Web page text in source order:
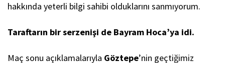
hakkında yeterli bilgi sahibi olduklarını sanmıyorum.
Taraftarın bir serzenişi de Bayram Hoca’ya idi.
Maç sonu açıklamalarıyla Göztepe’nin geçtiğimiz